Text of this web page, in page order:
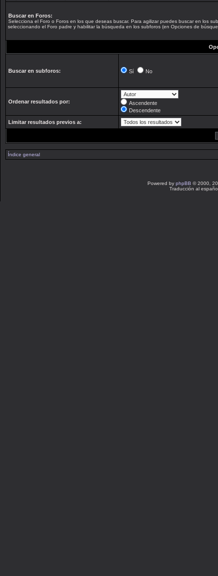
Buscar en Foros:
Selecciona el Foro o Foros en los que deseas buscar. Para agilizar puedes buscar en los
seleccionando el Foro padre y habilitar la búsqueda en los subforos (en Opciones de
Buscar en subforos: Sí No
Ordenar resultados por:
Ascendente
Descendente
Limitar resultados previos a:
Índice general
Powered by phpBB © 2000,
Traducción al